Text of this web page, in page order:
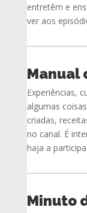
entretêm e
ver aos
Manual
Experiências,
algumas
criadas,
no canal. É
haja a
Minuto